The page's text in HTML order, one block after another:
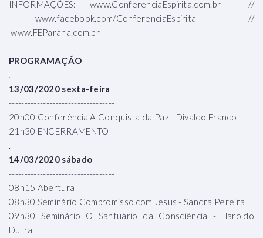
INFORMAÇÕES: www.ConferenciaEspirita.com.br //
www.facebook.com/ConferenciaEspirita //
www.FEParana.com.br
PROGRAMAÇÃO
.
13/03/2020 sexta-feira
----------------------------------
20h00 Conferência A Conquista da Paz - Divaldo Franco
21h30 ENCERRAMENTO
.
14/03/2020 sábado
----------------------------------
08h15 Abertura
08h30 Seminário Compromisso com Jesus - Sandra Pereira
09h30 Seminário O Santuário da Consciência - Haroldo
Dutra